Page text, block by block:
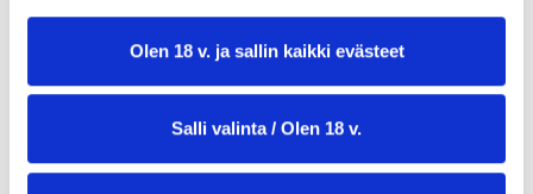
Olen 18 v. ja sallin kaikki evästeet
Salli valinta / Olen 18 v.
valmistusaika:45 min
annosmäärä:4